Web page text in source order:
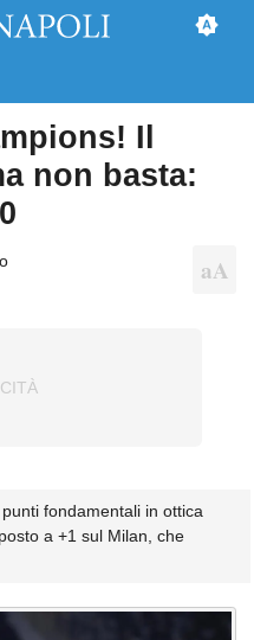
Il
non basta:
fondamentali in ottica
a +1 sul Milan, che